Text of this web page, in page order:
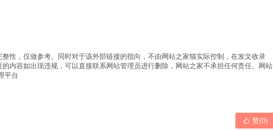
性，仅做参考。同时对于该外部链接的指向，不由网站之家猫实际控制，在发文收录
内容如出现违规，可以直接联系网站管理员进行删除，网站之家不承担任何责任。 网站
平台
 赞(0)